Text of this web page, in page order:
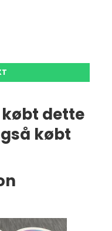
dette
købt